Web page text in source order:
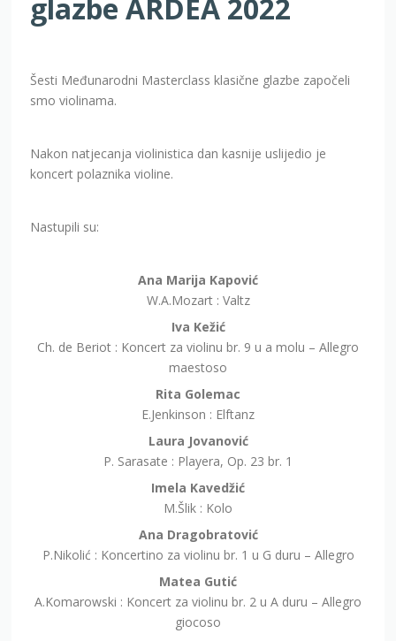
smo violinama.
koncert polaznika violine.
W.A.Mozart : Valtz
Iva Kežić
Ch. de Beriot : Koncert za violinu br. 9 u a molu – Allegro
maestoso
Rita Golemac
E.Jenkinson : Elftanz
Laura Jovanović
P. Sarasate : Playera, Op. 23 br. 1
Imela Kavedžić
M.Šlik : Kolo
Ana Dragobratović
P.Nikolić : Koncertino za violinu br. 1 u G duru – Allegro
Matea Gutić
A.Komarowski : Koncert za violinu br. 2 u A duru – Allegro
giocoso
Gabriela Marušić